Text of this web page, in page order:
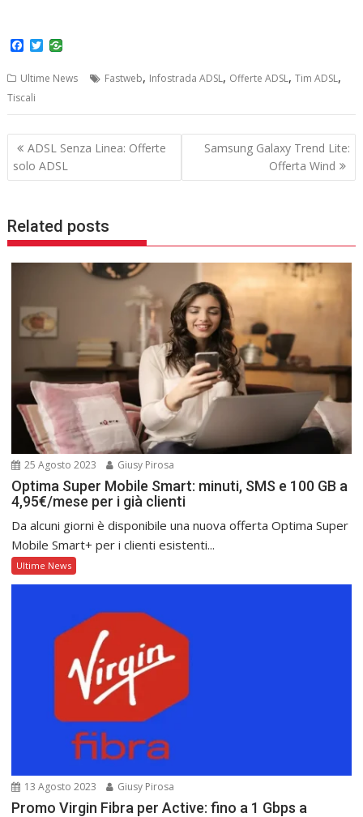
F
c
e
b
o
k
T
t
e
Ultime News Fastweb, Infostrada ADSL, Offerte ADSL,Tim ADSL,
Tiscali
Navigazione
articoli
ADSL Senza Linea: Offerte
solo ADSL
Samsung Galaxy Trend Lite:
Offerta Wind
Related posts
25 Agosto 2023 Giusy Pirosa
Optima Super Mobile Smart: minuti, SMS e 100 GB a
4,95€/mese per i già clienti
Da alcuni giorni è disponibile una nuova offerta Optima Super
Mobile Smart+ per i clienti esistenti...
Ultime News
13 Agosto 2023 Giusy Pirosa
Promo Virgin Fibra per Active: fino a 1 Gbps a